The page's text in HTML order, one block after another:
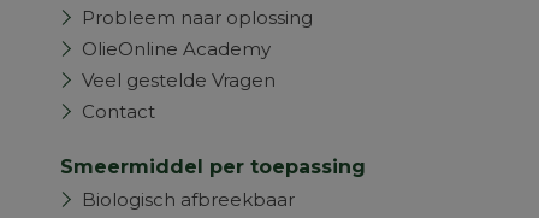
Probleem naar oplossing
OlieOnline Academy
Veel gestelde Vragen
Contact
Smeermiddel per toepassing
Biologisch afbreekbaar